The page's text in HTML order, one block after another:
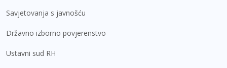
Savjetovanja s javnošću
Državno izborno povjerenstvo
Ustavni sud RH